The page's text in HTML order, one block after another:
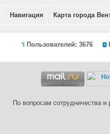
Навигация Карта города
Пользователей: 3676
По вопросам сотрудничества